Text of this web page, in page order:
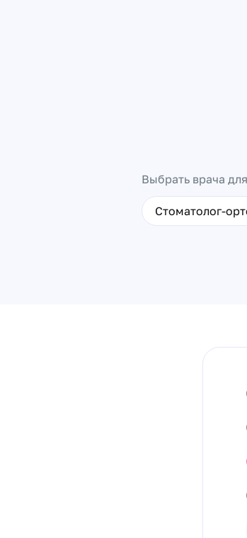
Выбрать врача
Стоматолог-